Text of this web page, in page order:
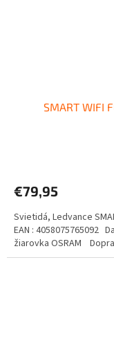
SMART WIFI
€79,95
Svietidá, Ledvance
EAN : 4058075765092
žiarovka OSRAM